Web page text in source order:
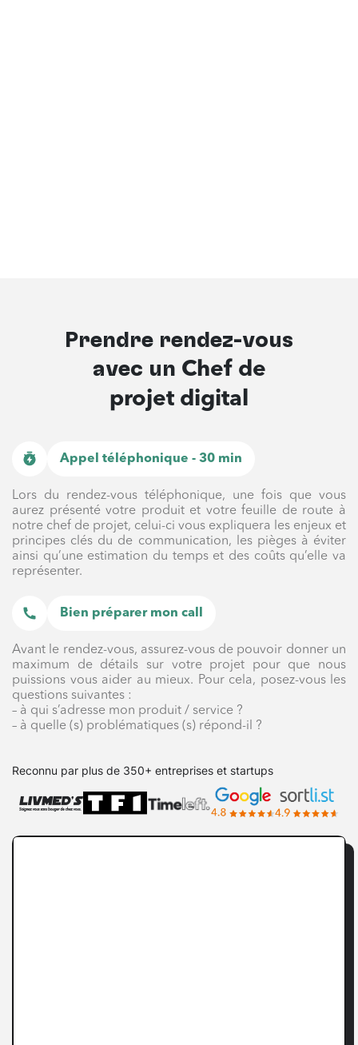
Prendre rendez-vous
avec un Chef de
projet digital
Appel téléphonique - 30 min
Lors du rendez-vous téléphonique, une fois que vous
aurez présenté votre produit et votre feuille de route à
notre chef de projet, celui-ci vous expliquera les enjeux et
principes clés du de communication, les pièges à éviter
ainsi qu’une estimation du temps et des coûts qu’elle va
représenter.
Bien préparer mon call
Avant le rendez-vous, assurez-vous de pouvoir donner un
maximum de détails sur votre projet pour que nous
puissions vous aider au mieux. Pour cela, posez-vous les
questions suivantes :
– à qui s’adresse mon produit / service ?
– à quelle (s) problématiques (s) répond-il ?
Reconnu par plus de 350+ entreprises et startups